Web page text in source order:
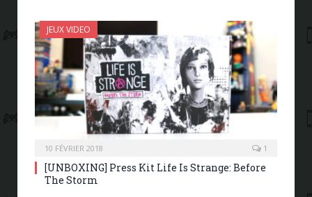
JEUX VIDEO
10 FÉVRIER 2018 1
[UNBOXING] Press Kit Life Is Strange: Before
The Storm